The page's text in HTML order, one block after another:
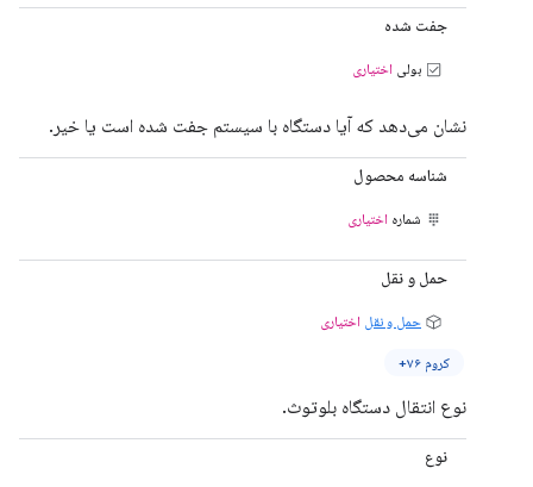
جفت شده
بولی اختیاری
نشان می‌دهد که آیا دستگاه با سیستم جفت شده است یا خیر.
شناسه محصول
شماره اختیاری
حمل و نقل
حمل و نقل اختیاری
کروم ۷۶+
نوع انتقال دستگاه بلوتوث.
نوع